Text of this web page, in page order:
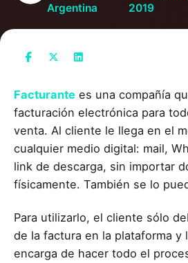
Argentina
2019
Facturante es una compañía
facturación electrónica para
venta. Al cliente le llega en el
cualquier medio digital: mail,
link de descarga, sin importar
físicamente. También se lo
Para utilizarlo, el cliente sólo
de la factura en la plataforma y
encarga de hacer todo el